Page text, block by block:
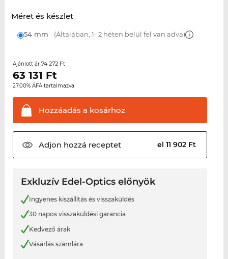
Méret és készlet
54 mm (Általában, 1- 2 héten belül fel van adva)
Ajánlott ár 74 272 Ft
63 131 Ft
27.00% ÁFA tartalmazva
Hozzáadás a kosárhoz
Adjon hozzá receptet el 11 902 Ft
Exkluzív Edel-Optics előnyök
Ingyenes kiszállítás és visszaküldés
30 napos visszaküldési garancia
Kedvező árak
Vásárlás számlára